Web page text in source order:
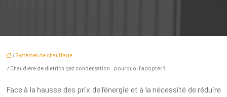
/Systèmes de chauffage
/ Chaudière de dietrich gaz condensation : pourquoi l’adopter ?
Face à la hausse des prix de l’énergie et à la nécessité de réduire